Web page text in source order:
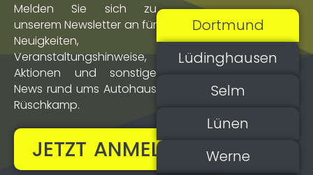
Melden Sie sich zu
unserem Newsletter an für
Neuigkeiten,
Veranstaltungs­hinweise,
Aktionen und sonstige
News rund ums Autohaus
Rüschkamp.
JETZT ANMELDEN!
Dortmund
Lüdinghausen
Selm
Lünen
Werne